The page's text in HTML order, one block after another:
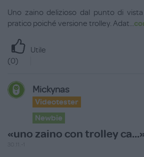
Uno zaino delizioso dal punto di
pratico poiché versione trolley. Adat...
Utile
(0)
Mickynas
Videotester
Newbie
«uno zaino con trolley